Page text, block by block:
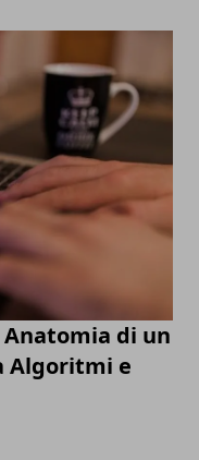
di un
Algoritmi e